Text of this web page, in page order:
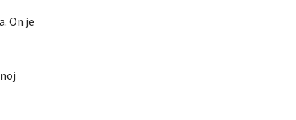
On je